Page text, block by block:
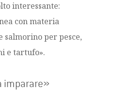
interessante:
con materia
salmorino per pesce,
e tartufo».
imparare»